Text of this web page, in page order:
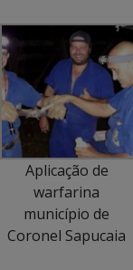
Aplicação de
warfarina
município de
Coronel Sapucaia